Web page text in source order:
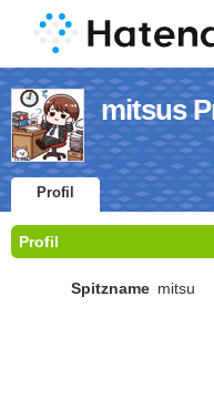
mitsus
Profil
Profil
Spitzname mitsu